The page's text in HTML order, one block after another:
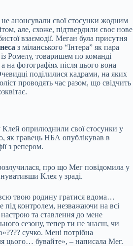
не анонсували свої стосунки жодним
але, схоже, підтвердили своє нове
взаємодії. Меган була присутня
з міланського “Інтера” як пара
Ромелу, товаришем по команді
на фотографіях після цього вона
поділилися кадрами, на яких
проводять час разом, що свідчить
Клей оприлюднили свої стосунки у
як гравець НБА опублікував в
з репером.
про що Мег повідомила у
Клея у зраді.
твою родину гратися вдома…
під контролем, незважаючи на всі
та ставлення до мене
сезону, тепер ти не знаєш, чи
сучко. Мені потрібна
бувайте», – написала Мег.